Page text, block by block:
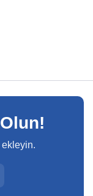
ekleyin.